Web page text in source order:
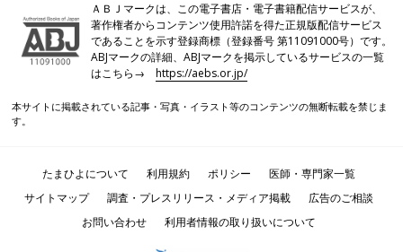
ＡＢＪマークは、この電子書店・電子書籍配信サービスが、
著作権者からコンテンツ使用許諾を得た正規版配信サービス
であることを示す登録商標（登録番号 第11091000号）です。
ABJマークの詳細、ABJマークを掲示しているサービスの一覧
はこちら→https://aebs.or.jp/
本サイトに掲載されている記事・写真・イラスト等のコンテンツの無断転載を禁じま
す。
たまひよについて 利用規約 ポリシー
医師・専門家一覧
サイトマップ
調査・プレスリリース・メディア掲載
広告のご相談
お問い合わせ
利用者情報の取り扱いについて